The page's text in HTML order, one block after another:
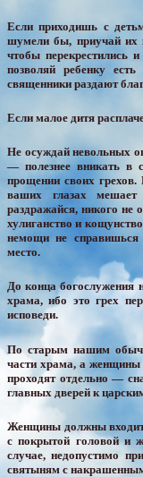
Если приходишь с
шумели бы, приучай их
чтобы перекрестились
позволяй ребенку
священники раздают
Если малое дитя
Не осуждай невольных
— полезнее вникать в
прощении своих
ваших глазах мешает
раздражайся, никого не
хулиганство и
немощи не
место.
До конца богослужения
храма, ибо это грех
исповеди.
По старым нашим
части храма, а
проходят отдельно —
главных дверей к
Женщины должны
с покрытой головой и
случае, недопустимо
святыням с